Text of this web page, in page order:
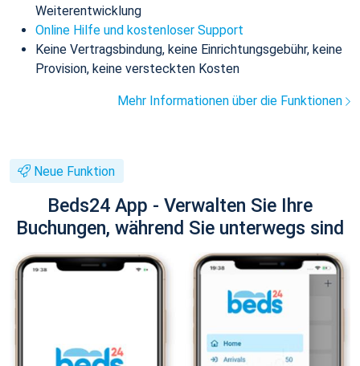
Weiterentwicklung
Online Hilfe und kostenloser Support
Keine Vertragsbindung, keine Einrichtungsgebühr, keine
Provision, keine versteckten Kosten
Mehr Informationen über die Funktionen
Neue Funktion
Beds24 App - Verwalten Sie Ihre
Buchungen, während Sie unterwegs sind